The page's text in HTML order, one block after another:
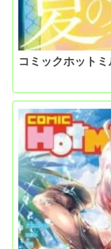
コミックホット